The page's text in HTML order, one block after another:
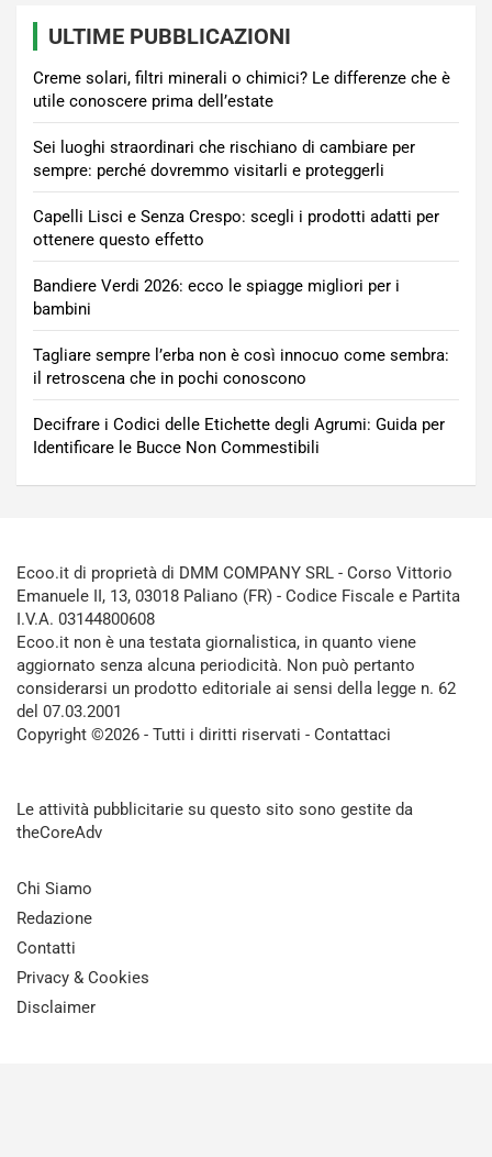
ULTIME PUBBLICAZIONI
Creme solari, filtri minerali o chimici? Le differenze che è
utile conoscere prima dell’estate
Sei luoghi straordinari che rischiano di cambiare per
sempre: perché dovremmo visitarli e proteggerli
Capelli Lisci e Senza Crespo: scegli i prodotti adatti per
ottenere questo effetto
Bandiere Verdi 2026: ecco le spiagge migliori per i
bambini
Tagliare sempre l’erba non è così innocuo come sembra:
il retroscena che in pochi conoscono
Decifrare i Codici delle Etichette degli Agrumi: Guida per
Identificare le Bucce Non Commestibili
Ecoo.it di proprietà di DMM COMPANY SRL - Corso Vittorio
Emanuele II, 13, 03018 Paliano (FR) - Codice Fiscale e Partita
I.V.A. 03144800608
Ecoo.it non è una testata giornalistica, in quanto viene
aggiornato senza alcuna periodicità. Non può pertanto
considerarsi un prodotto editoriale ai sensi della legge n. 62
del 07.03.2001
Copyright ©2026 - Tutti i diritti riservati - Contattaci
Le attività pubblicitarie su questo sito sono gestite da
theCoreAdv
Chi Siamo
Redazione
Contatti
Privacy & Cookies
Disclaimer